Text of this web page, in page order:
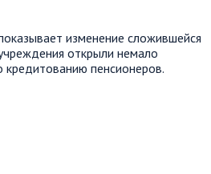
изменение сложившейся
открыли немало
кредитованию пенсионеров.